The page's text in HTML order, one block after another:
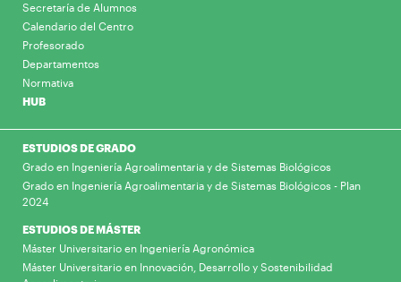
Secretaría de Alumnos
Calendario del Centro
Profesorado
Departamentos
Normativa
HUB
ESTUDIOS DE GRADO
Grado en Ingeniería Agroalimentaria y de Sistemas Biológicos
Grado en Ingeniería Agroalimentaria y de Sistemas Biológicos - Plan
2024
ESTUDIOS DE MÁSTER
Máster Universitario en Ingeniería Agronómica
Máster Universitario en Innovación, Desarrollo y Sostenibilidad